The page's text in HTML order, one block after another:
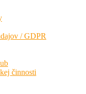
/ GDPR
činnosti